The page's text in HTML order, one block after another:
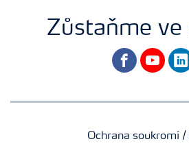
Zůstaňme ve
facebookyoutube
Ochrana soukromí /